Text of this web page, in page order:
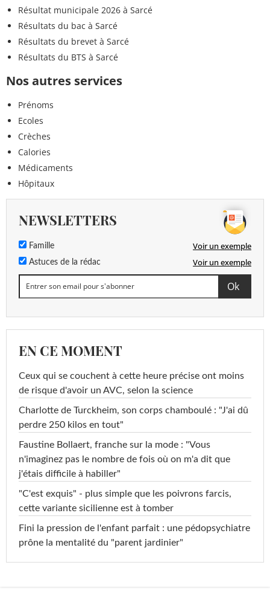
Résultat municipale 2026 à Sarcé
Résultats du bac à Sarcé
Résultats du brevet à Sarcé
Résultats du BTS à Sarcé
Nos autres services
Prénoms
Ecoles
Crèches
Calories
Médicaments
Hôpitaux
NEWSLETTERS
Famille Voir un exemple
Astuces de la rédac Voir un exemple
EN CE MOMENT
Ceux qui se couchent à cette heure précise ont moins
de risque d'avoir un AVC, selon la science
Charlotte de Turckheim, son corps chamboulé : "J'ai dû
perdre 250 kilos en tout"
Faustine Bollaert, franche sur la mode : "Vous
n'imaginez pas le nombre de fois où on m'a dit que
j'étais difficile à habiller"
"C'est exquis" - plus simple que les poivrons farcis,
cette variante sicilienne est à tomber
Fini la pression de l'enfant parfait : une pédopsychiatre
prône la mentalité du "parent jardinier"